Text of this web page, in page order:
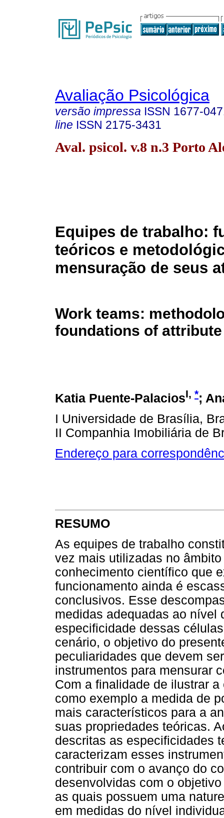
Avaliação Psicológica
versão impressa ISSN 1677-
line ISSN 2175-3431
Aval. psicol. v.8 n.3 Porto
Equipes de trabalho:
teóricos e
mensuração de seus
Work teams:
foundations of
Katia Puente-PalaciosI, *;
I Universidade de Brasília,
II Companhia Imobiliária de
Endereço para
RESUMO
As equipes de trabalho
vez mais utilizadas no
conhecimento científico que
funcionamento ainda é
conclusivos. Esse
medidas adequadas ao nível
especificidade dessas
cenário, o objetivo do
peculiaridades que devem
instrumentos para mensurar
Com a finalidade de ilustrar
como exemplo a medida de
mais característicos para a
suas propriedades teóricas.
descritas as especificidades
caracterizam esses
contribuir com o avanço do
desenvolvidas com o
as quais possuem uma
em medidas do nível